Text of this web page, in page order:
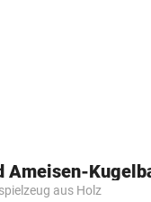
Ameisen-
aus Holz